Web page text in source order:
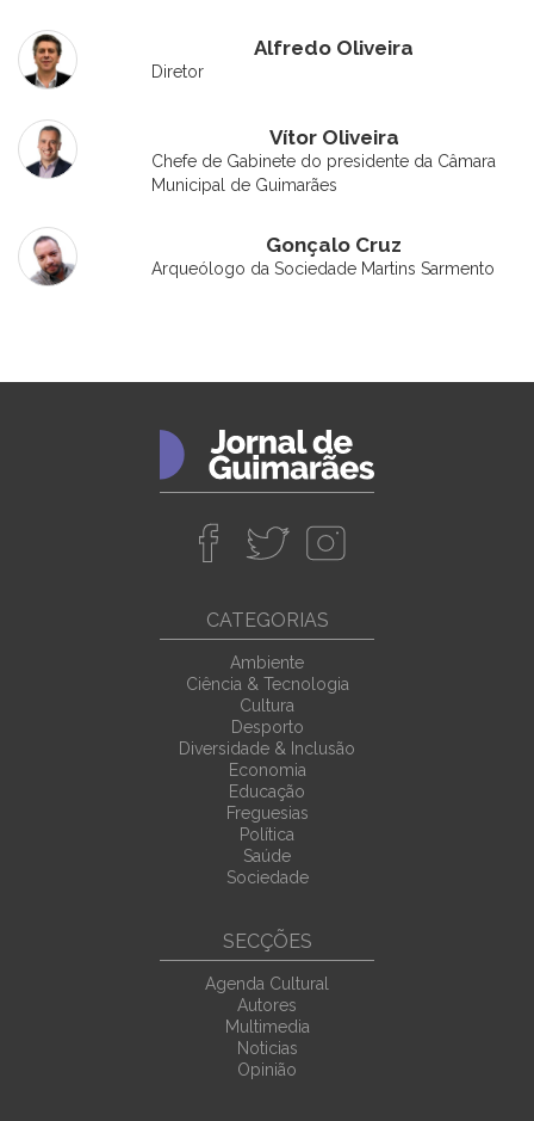
Alfredo Oliveira
Diretor
Vítor Oliveira
Chefe de Gabinete do presidente da Câmara
Municipal de Guimarães
Gonçalo Cruz
Arqueólogo da Sociedade Martins Sarmento
CATEGORIAS
Ambiente
Ciência & Tecnologia
Cultura
Desporto
Diversidade & Inclusão
Economia
Educação
Freguesias
Política
Saúde
Sociedade
SECÇÕES
Agenda Cultural
Autores
Multimedia
Noticias
Opinião